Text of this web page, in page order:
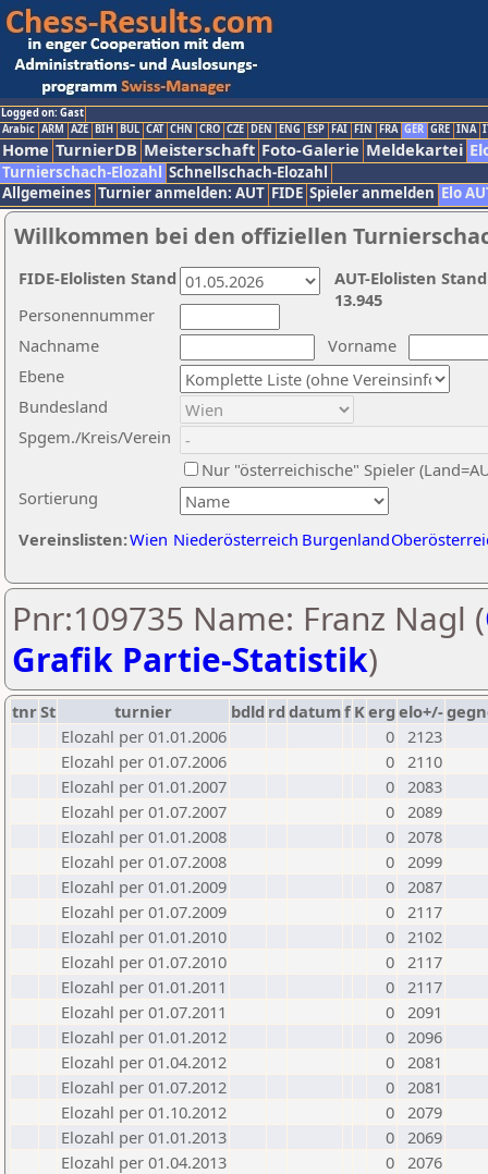
Logged on: Gast
Arabic ARM AZE BIH BUL CAT CHN CRO CZE DEN ENG ESP FAI FIN FRA GER GRE INA
Home TurnierDB Meisterschaft Foto-Galerie Meldekartei
Turnierschach-Elozahl Schnellschach-Elozahl
Allgemeines Turnier anmelden: AUT FIDE Spieler anmelden Elo
Willkommen bei den offiziellen
Nachname
Vorname
Ebene
Sortierung
Personennummer
Bundesland
Spgem./Kreis/Verein
Nur "österreichische" Spieler
Vereinslisten:Wien Niederösterreich Burgenland
AUT-Elolisten
13.945
FIDE-Elolisten Stand
Pnr:109735 Name: Franz Nagl (
Grafik Partie-Statistik)
tnrSt turnier bdld rd datumf Kerg elo+/-
Elozahl per 01.01.2006
0 2123
Elozahl per 01.07.2006
0 2110
Elozahl per 01.01.2007
0 2083
Elozahl per 01.07.2007
0 2089
Elozahl per 01.01.2008
0 2078
Elozahl per 01.07.2008
0 2099
Elozahl per 01.01.2009
0 2087
Elozahl per 01.07.2009
0 2117
Elozahl per 01.01.2010
0 2102
Elozahl per 01.07.2010
0 2117
Elozahl per 01.01.2011
0 2117
Elozahl per 01.07.2011
0 2091
Elozahl per 01.01.2012
0 2096
Elozahl per 01.04.2012
0 2081
Elozahl per 01.07.2012
0 2081
Elozahl per 01.10.2012
0 2079
Elozahl per 01.01.2013
0 2069
Elozahl per 01.04.2013
0 2076